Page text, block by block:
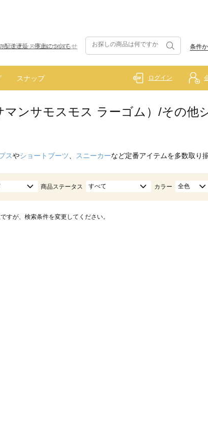
ンテナンス実施のお知らせ 条件
スナップ ログイン
マンサモスモス ラーゴム）/その他
スやショートブーツ スニーカーなど定番アイテムを多数取り
商品ステータス すべて カラー 全色
すが、検索条件を変更してください。